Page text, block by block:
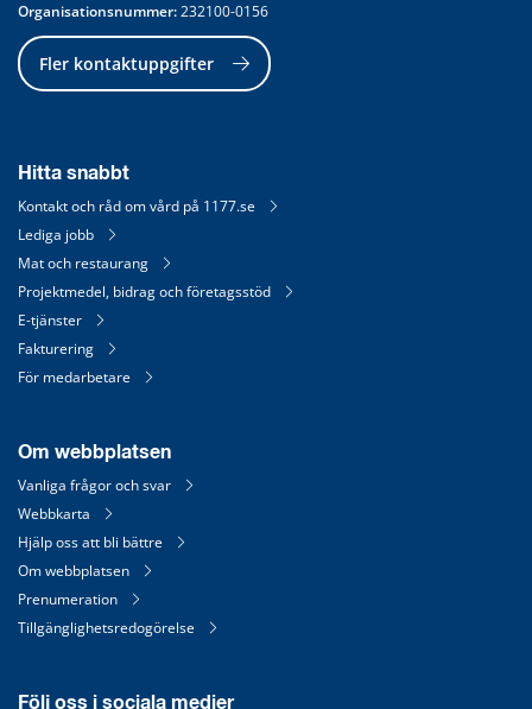
Organisationsnummer: 232100-0156
Fler kontaktuppgifter
Hitta snabbt
Kontakt och råd om vård på 1177.se
Lediga jobb
Mat och restaurang
Projektmedel, bidrag och företagsstöd
E-tjänster
Fakturering
För medarbetare
Om webbplatsen
Vanliga frågor och svar
Webbkarta
Hjälp oss att bli bättre
Om webbplatsen
Prenumeration
Tillgänglighetsredogörelse
Följ oss i sociala medier